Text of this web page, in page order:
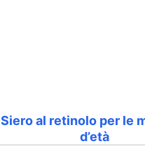
Siero al retinolo per le
d’età